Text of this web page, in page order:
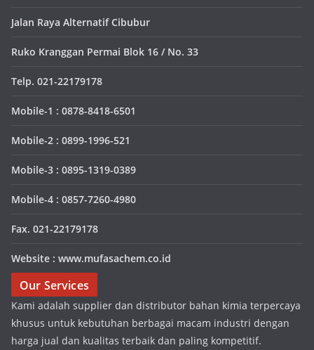
Jalan Raya Alternatif Cibubur
Ruko Kranggan Permai Blok 16 / No. 33
Telp. 021-22179178
Mobile-1 : 0878-8418-6501
Mobile-2 : 0899-1996-521
Mobile-3 : 0895-1319-0389
Mobile-4 : 0857-7260-4980
Fax. 021-22179178
Website : www.mufasachem.co.id
Our Services
Kami adalah supplier dan distributor bahan kimia terpercaya
khusus untuk kebutuhan berbagai macam industri dengan
harga jual dan kualitas terbaik dan paling kompetitif.